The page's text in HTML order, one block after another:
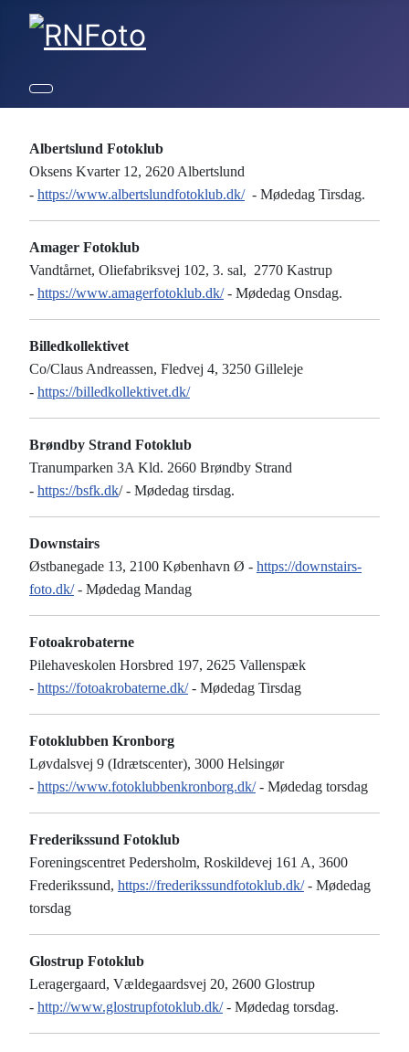
Albertslund Fotoklub
Oksens Kvarter 12, 2620 Albertslund
- https://www.albertslundfotoklub.dk/- Mødedag Tirsdag.
Amager Fotoklub
Vandtårnet, Oliefabriksvej 102, 3. sal, 2770 Kastrup
- https://www.amagerfotoklub.dk/- Mødedag Onsdag.
Billedkollektivet
Co/Claus Andreassen, Fledvej 4, 3250 Gilleleje
- https://billedkollektivet.dk/
Brøndby Strand Fotoklub
Tranumparken 3A Kld. 2660 Brøndby Strand
- https://bsfk.dk/ - Mødedag tirsdag.
Downstairs
Østbanegade 13, 2100 København Ø - https://downstairs-
foto.dk/- Mødedag Mandag
Fotoakrobaterne
Pilehaveskolen Horsbred 197, 2625 Vallenspæk
- https://fotoakrobaterne.dk/- Mødedag Tirsdag
Fotoklubben Kronborg
Løvdalsvej 9 (Idrætscenter), 3000 Helsingør
- https://www.fotoklubbenkronborg.dk/- Mødedag torsdag
Frederikssund Fotoklub
Foreningscentret Pedersholm, Roskildevej 161 A, 3600
Frederikssund, https://frederikssundfotoklub.dk/- Mødedag
torsdag
Glostrup Fotoklub
Leragergaard, Vældegaardsvej 20, 2600 Glostrup
- http://www.glostrupfotoklub.dk/- Mødedag torsdag.